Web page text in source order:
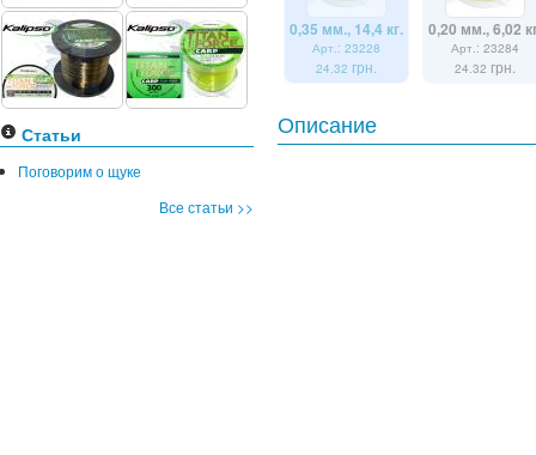
Статьи
Поговорим о щуке
Все статьи >>
0,35 мм., 14,4 кг.
Арт.: 23228
24.32 грн.
0,20 мм., 6,02
Арт.: 23284
24.32 грн.
Описание